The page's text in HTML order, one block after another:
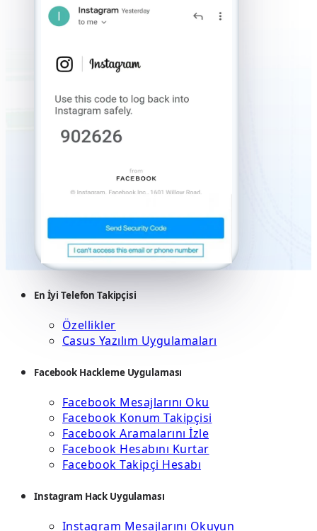
En İyi Telefon Takipçisi
Özellikler
Casus Yazılım Uygulamaları
Facebook Hackleme Uygulaması
Facebook Mesajlarını Oku
Facebook Konum Takipçisi
Facebook Aramalarını İzle
Facebook Hesabını Kurtar
Facebook Takipçi Hesabı
Instagram Hack Uygulaması
Instagram Mesajlarını Okuyun